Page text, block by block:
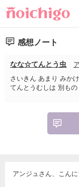
感想ノート
なな☆てんとう虫
さいきん あまり みか
てんとうむしは 別も
アンジュさん、こんに